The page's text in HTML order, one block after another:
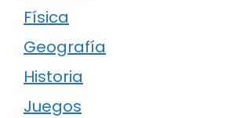
Física
Geografía
Historia
Juegos